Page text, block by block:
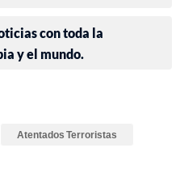
con toda la
y el mundo.
Atentados Terroristas